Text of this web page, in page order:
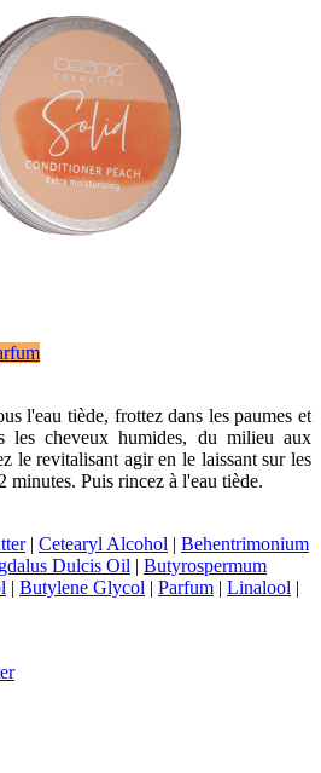
l'eau tiède, frottez dans les paumes et
les cheveux humides, du milieu aux
le revitalisant agir en le laissant sur les
minutes. Puis rincez à l'eau tiède.
| Cetearyl Alcohol | Behentrimonium
Dulcis Oil | Butyrospermum
| Butylene Glycol | Parfum | Linalool |